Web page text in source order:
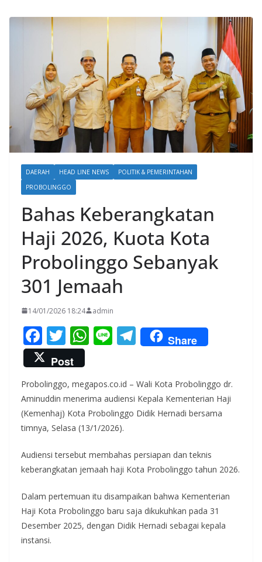
DAERAH HEAD LINE NEWS
POLITIK & PEMERINTAHAN
PROBOLINGGO
Bahas Keberangkatan
Haji 2026, Kuota Kota
Probolinggo Sebanyak
301 Jemaah
14/01/2026 18:24 admin
F
ac
e
b
o
o
k
T
w
itt
er
W
s
A
p
p
Li T
el
gr
a
Share
Post
Probolinggo, megapos.co.id – Wali Kota Probolinggo dr.
Aminuddin menerima audiensi Kepala Kementerian Haji
(Kemenhaj) Kota Probolinggo Didik Hernadi bersama
timnya, Selasa (13/1/2026).
Audiensi tersebut membahas persiapan dan teknis
keberangkatan jemaah haji Kota Probolinggo tahun 2026.
Dalam pertemuan itu disampaikan bahwa Kementerian
Haji Kota Probolinggo baru saja dikukuhkan pada 31
Desember 2025, dengan Didik Hernadi sebagai kepala
instansi.